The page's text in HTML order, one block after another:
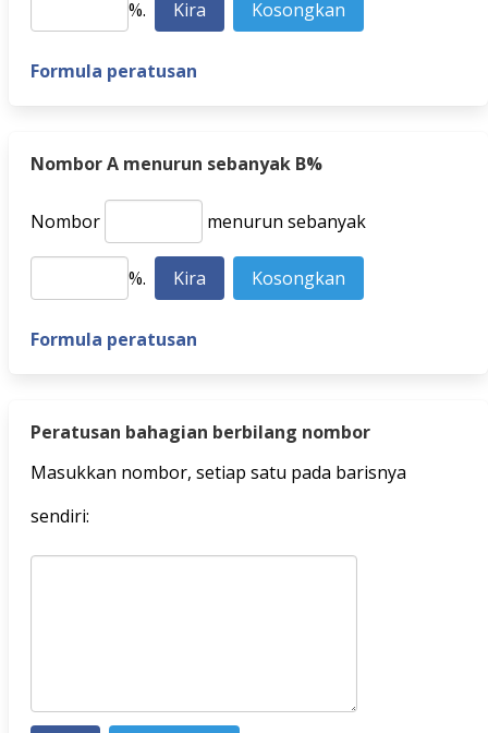
%.
Formula peratusan
Nombor A menurun sebanyak B%
Nombor menurun sebanyak
%.
Formula peratusan
Peratusan bahagian berbilang nombor
Masukkan nombor, setiap satu pada barisnya
sendiri: